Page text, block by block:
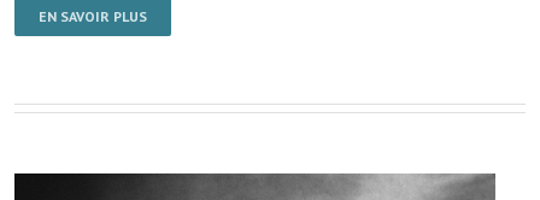
EN SAVOIR PLUS